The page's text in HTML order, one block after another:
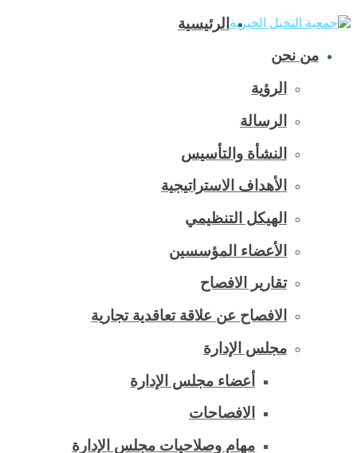
الرئيسية
من نحن
الرؤية
الرسالة
النشأة والتأسيس
الأهداف الاستراتيجية
الهيكل التنظيمي
الأعضاء المؤسسين
تقارير الافصاح
الافصاح عن علاقة تعاقدية تجارية
مجلس الإدارة
أعضاء مجلس الإدارة
الافصاحات
مهام وصلاحيات مجلس الإدارة